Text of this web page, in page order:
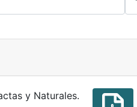
y Naturales.